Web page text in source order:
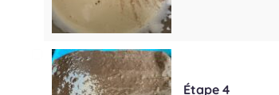
Étape 4